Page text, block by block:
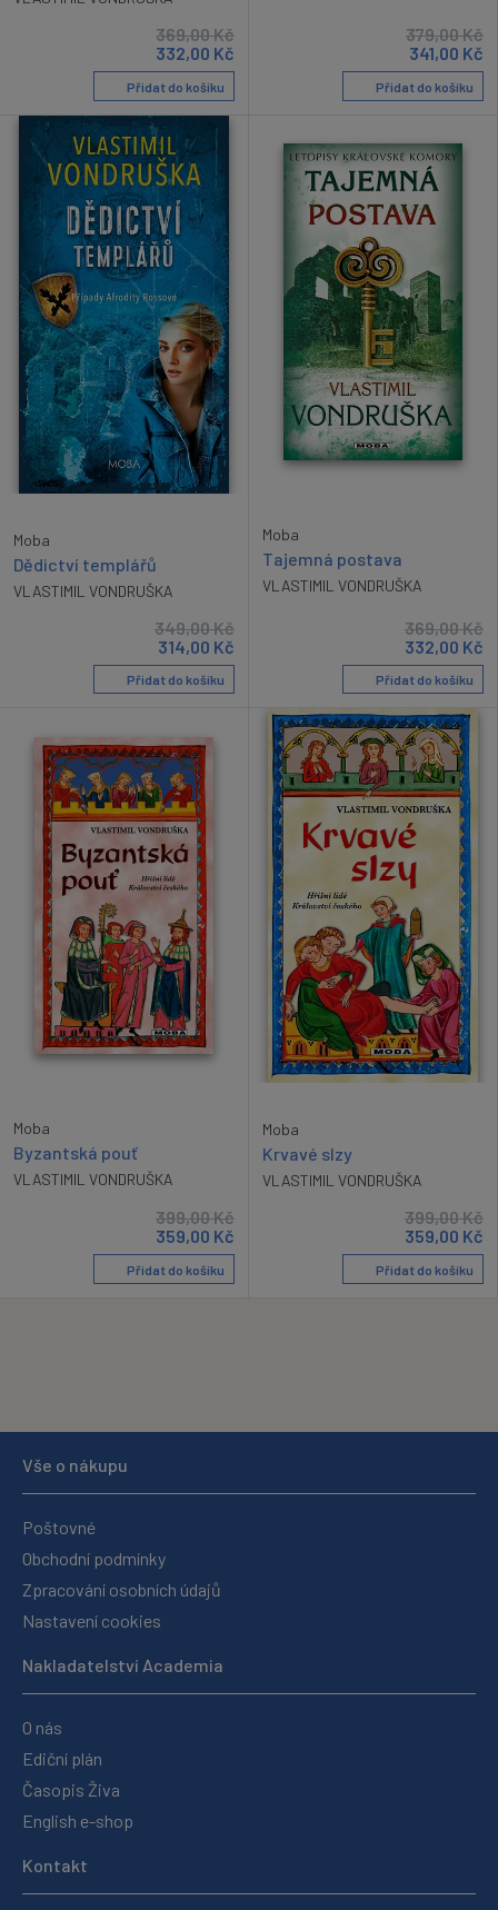
369,00Kč
332,00 Kč
Přidat do košíku
379,00Kč
341,00 Kč
Přidat do košíku
Moba
Dědictví templářů
VLASTIMIL VONDRUŠKA
349,00Kč
314,00 Kč
Přidat do košíku
Moba
Tajemná postava
VLASTIMIL VONDRUŠKA
369,00Kč
332,00 Kč
Přidat do košíku
Moba
Byzantská pouť
VLASTIMIL VONDRUŠKA
399,00Kč
359,00 Kč
Přidat do košíku
Moba
Krvavé slzy
VLASTIMIL VONDRUŠKA
399,00Kč
359,00 Kč
Přidat do košíku
Vše o nákupu
Poštovné
Obchodní podmínky
Zpracování osobních údajů
Nastavení cookies
Nakladatelství Academia
O nás
Ediční plán
Časopis Živa
English e-shop
Kontakt